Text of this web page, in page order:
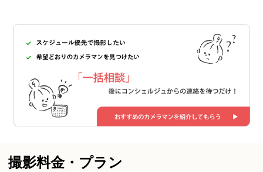
撮影料金・プラン